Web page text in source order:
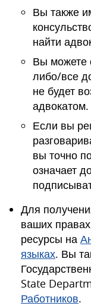
Вы также
найти
Вы можете
либо/все
не будет
адвокатом.
Если вы
вы точно
означает
Для
ваших
ресурсы на
языках. Вы
State
Работников.